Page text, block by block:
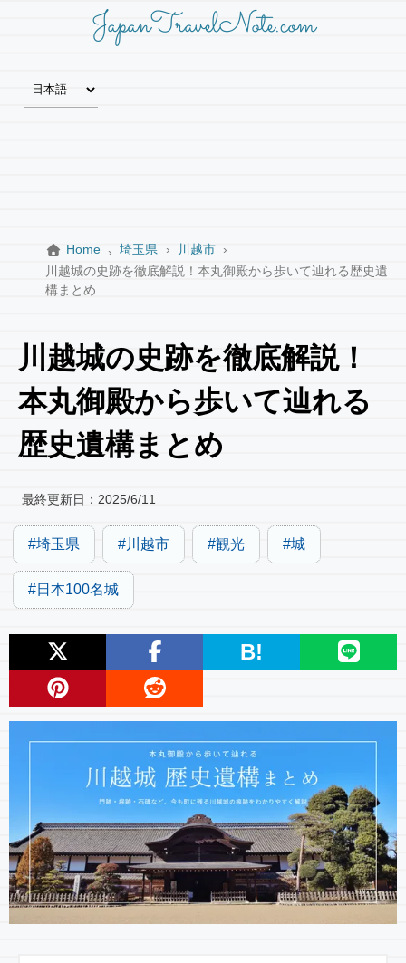
JapanTravelNote.com
Home 埼玉県
川越市
川越城の史跡を徹底解説！本丸御殿から歩いて辿れる歴史遺
構まとめ
川越城の史跡を徹底解説！
本丸御殿から歩いて辿れる
歴史遺構まとめ
最終更新日： 2025/6/11
埼玉県 川越市 観光 城
日本100名城
B!